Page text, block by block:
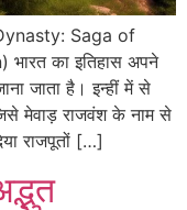
Dynasty: Saga of
का इतिहास अपने
जाता है। इन्हीं में से
मेवाड़ राजवंश के नाम से
राजपूतों […]